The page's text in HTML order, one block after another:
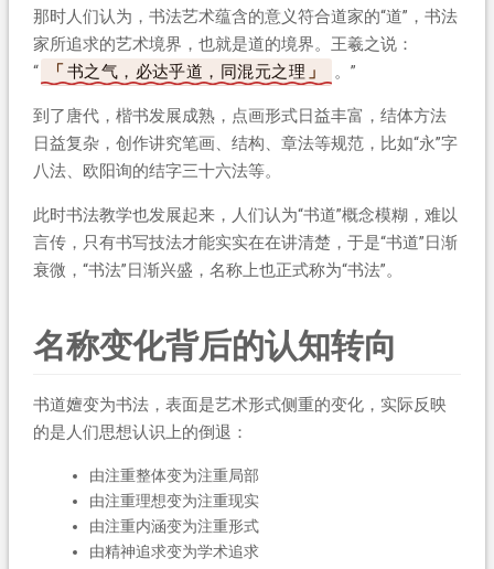
那时人们认为，书法艺术蕴含的意义符合道家的“道”，书法
家所追求的艺术境界，也就是道的境界。王羲之说：
“
书之气，必达乎道，同混元之理 。”
到了唐代，楷书发展成熟，点画形式日益丰富，结体方法
日益复杂，创作讲究笔画、结构、章法等规范，比如“永”字
八法、欧阳询的结字三十六法等。
此时书法教学也发展起来，人们认为“书道”概念模糊，难以
言传，只有书写技法才能实实在在讲清楚，于是“书道”日渐
衰微，“书法”日渐兴盛，名称上也正式称为“书法”。
名称变化背后的认知转向
书道嬗变为书法，表面是艺术形式侧重的变化，实际反映
的是人们思想认识上的倒退：
由注重整体变为注重局部
由注重理想变为注重现实
由注重内涵变为注重形式
由精神追求变为学术追求